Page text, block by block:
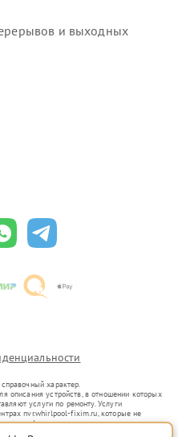
и выходных
характер.
описания устройств, в отношении которых
услуги по ремонту. Услуги
nvr.whirlpool-fixim.ru, которые не
их официальными представителями.
в гражданский оборот в соответствии